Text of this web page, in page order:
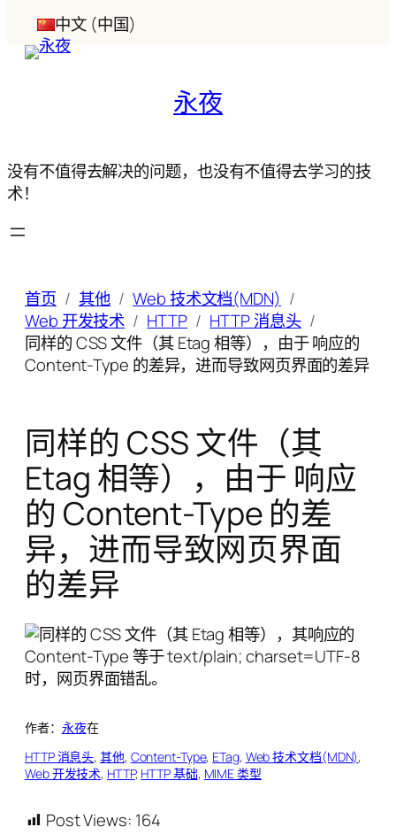
中文 (中国)
永夜
没有不值得去解决的问题，也没有不值得去学习的技
术！
首页 其他
Web 技术文档(MDN)
Web 开发技术
HTTP
HTTP 消息头
同样的 CSS 文件（其 Etag 相等），由于 响应的
Content-Type 的差异，进而导致网页界面的差异
同样的 CSS 文件（其
Etag 相等），由于 响应
的 Content-Type 的差
异，进而导致网页界面
的差异
作者： 永夜在
HTTP 消息头, 其他, Content-Type, ETag, Web 技术文档(MDN)
Web 开发技术, HTTP, HTTP 基础, MIME 类型
Post Views: 164